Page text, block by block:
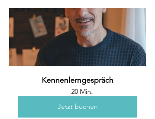
Kennenlerngespräch
20 Min.
Jetzt buchen